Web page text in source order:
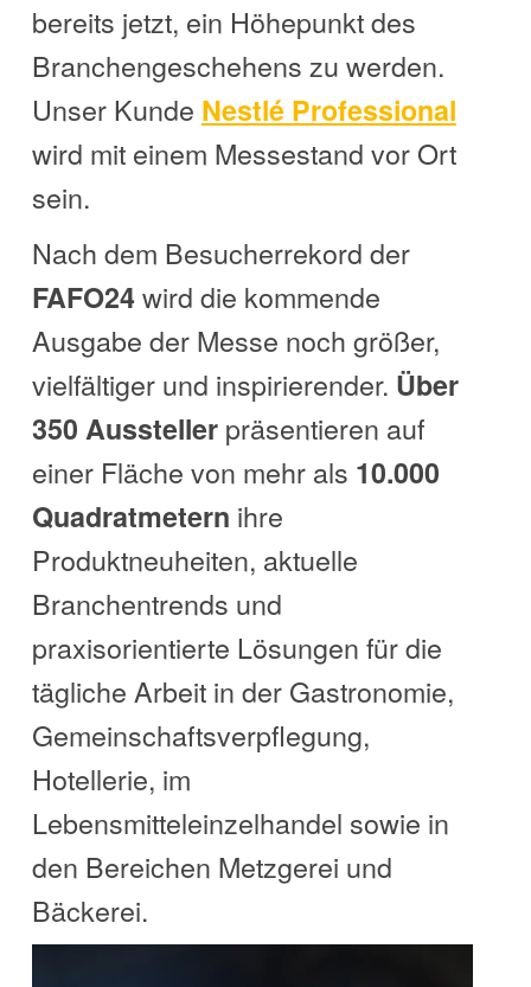
bereits jetzt, ein Höhepunkt des
Branchengeschehens zu werden.
Unser Kunde Nestlé Professional
wird mit einem Messestand vor Ort
sein.
Nach dem Besucherrekord der
FAFO24wird die kommende
Ausgabe der Messe noch größer,
vielfältiger und inspirierender. Über
350 Ausstellerpräsentieren auf
einer Fläche von mehr als 10.000
Quadratmetern ihre
Produktneuheiten, aktuelle
Branchentrends und
praxisorientierte Lösungen für die
tägliche Arbeit in der Gastronomie,
Gemeinschaftsverpflegung,
Hotellerie, im
Lebensmitteleinzelhandel sowie in
den Bereichen Metzgerei und
Bäckerei.